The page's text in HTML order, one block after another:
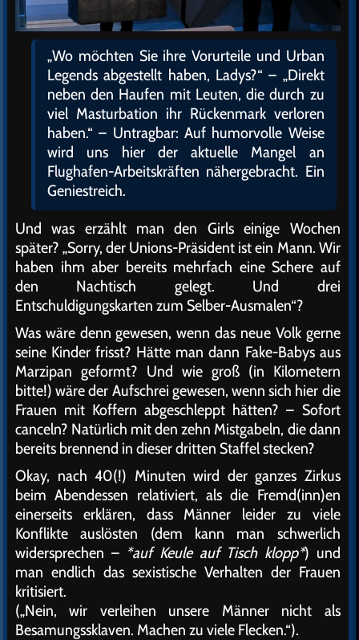
„Wo möchten Sie ihre Vorurteile und Urban
Legends abgestellt haben, Ladys?“ – „Direkt
neben den Haufen mit Leuten, die durch zu
viel Masturbation ihr Rückenmark verloren
haben.“ – Untragbar: Auf humorvolle Weise
wird uns hier der aktuelle Mangel an
Flughafen-Arbeitskräften nähergebracht. Ein
Geniestreich.
Und was erzählt man den Girls einige Wochen
später? „Sorry, der Unions-Präsident ist ein Mann. Wir
haben ihm aber bereits mehrfach eine Schere auf
den Nachtisch gelegt. Und drei
Entschuldigungskarten zum Selber-Ausmalen“?
Was wäre denn gewesen, wenn das neue Volk gerne
seine Kinder frisst? Hätte man dann Fake-Babys aus
Marzipan geformt? Und wie groß (in Kilometern
bitte!) wäre der Aufschrei gewesen, wenn sich hier die
Frauen mit Koffern abgeschleppt hätten? – Sofort
canceln? Natürlich mit den zehn Mistgabeln, die dann
bereits brennend in dieser dritten Staffel stecken?
Okay, nach 40(!) Minuten wird der ganzes Zirkus
beim Abendessen relativiert, als die Fremd(inn)en
einerseits erklären, dass Männer leider zu viele
Konflikte auslösten (dem kann man schwerlich
widersprechen – *auf Keule auf Tisch klopp*) und
man endlich das sexistische Verhalten der Frauen
kritisiert.
(„Nein, wir verleihen unsere Männer nicht als
Besamungssklaven. Machen zu viele Flecken.“).